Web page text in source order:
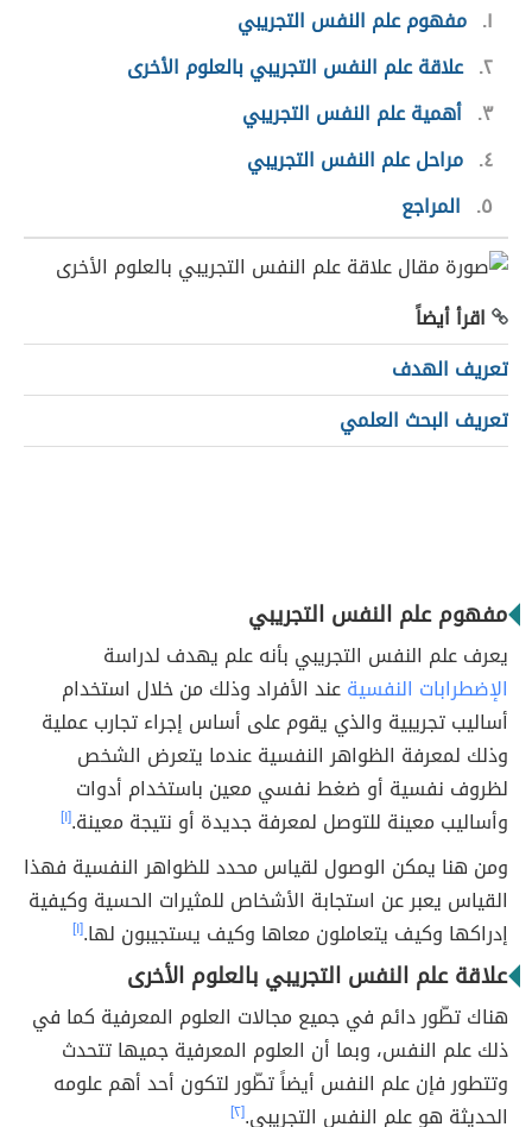
١ مفهوم علم النفس التجريبي
٢ علاقة علم النفس التجريبي بالعلوم الأخرى
٣ أهمية علم النفس التجريبي
٤ مراحل علم النفس التجريبي
٥
المراجع
اقرأ أيضاً
تعريف الهدف
تعريف البحث العلمي
مفهوم علم النفس التجريبي
يعرف علم النفس التجريبي بأنه علم يهدف لدراسة
الإضطرابات النفسيةعند الأفراد وذلك من خلال استخدام
أساليب تجريبية والذي يقوم على أساس إجراء تجارب عملية
وذلك لمعرفة الظواهر النفسية عندما يتعرض الشخص
لظروف نفسية أو ضغط نفسي معين باستخدام أدوات
وأساليب معينة للتوصل لمعرفة جديدة أو نتيجة معينة.[١]
ومن هنا يمكن الوصول لقياس محدد للظواهر النفسية فهذا
القياس يعبر عن استجابة الأشخاص للمثيرات الحسية وكيفية
إدراكها وكيف يتعاملون معاها وكيف يستجيبون لها.[١]
علاقة علم النفس التجريبي بالعلوم الأخرى
هناك تطّور دائم في جميع مجالات العلوم المعرفية كما في
ذلك علم النفس، وبما أن العلوم المعرفية جميها تتحدث
وتتطور فإن علم النفس أيضاً تطّور لتكون أحد أهم علومه
الحديثة هو علم النفس التجريبي.[٢]